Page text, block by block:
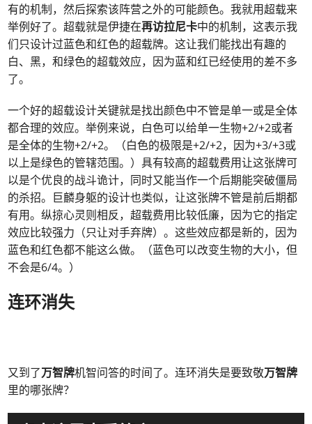
有的机制，然后探索该阵营之外的可能颜色。我就用超载来
举例好了。超载就是伊捷在再访拉尼卡中的机制，这表示我
们只设计过蓝色和红色的超载牌。这让我们能找出有趣的
白、黑，和绿色的超载效应，因为蓝和红已经使用的差不多
了。
一个好的超载设计关键就是找出颜色中不管是单一或是全体
都合理的效应。举例来说，白色可以给单一生物+2/+2或者
是全体的生物+2/+2。（白色的极限是+2/+2，因为+3/+3或
以上是绿色的管辖范围。）具有较高的超载费用让这张牌可
以是个优良的战斗诡计，同时又能当作一个后期能突破僵局
的杀招。巨麟身躯的设计也类似，让这张牌不管是前后期都
有用。纵掠心灵则相反，超载费用比较低廉，因为它的指定
效应比较强力（只让对手弃牌）。这些效应都是新的，因为
蓝色和红色都不能这么做。（蓝色可以改变生物的大小，但
不会是6/4。）
连环消失
又到了万智牌机智问答的时间了。连环消失是要致敬万智牌
里的哪张牌？